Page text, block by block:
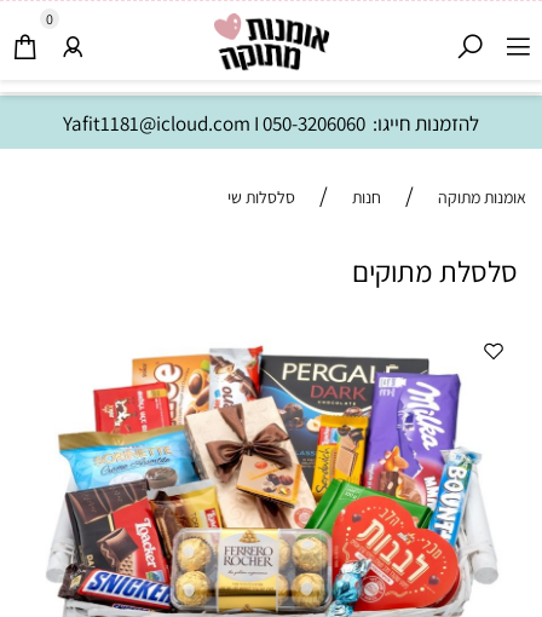
להזמנות חייגו: Yafit1181@icloud.com I050-3206060
0
אומנות מתוקה / חנות / סלסלות שי
סלסלת מתוקים